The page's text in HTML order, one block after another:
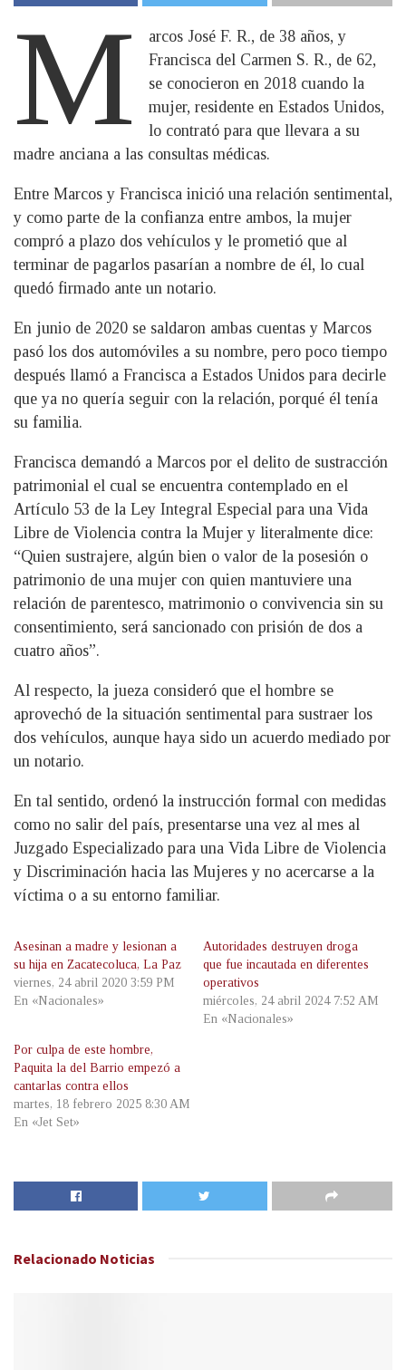
M
arcos José F. R., de 38 años, y
Francisca del Carmen S. R., de 62,
se conocieron en 2018 cuando la
mujer, residente en Estados Unidos,
lo contrató para que llevara a su
madre anciana a las consultas médicas.
Entre Marcos y Francisca inició una relación sentimental,
y como parte de la confianza entre ambos, la mujer
compró a plazo dos vehículos y le prometió que al
terminar de pagarlos pasarían a nombre de él, lo cual
quedó firmado ante un notario.
En junio de 2020 se saldaron ambas cuentas y Marcos
pasó los dos automóviles a su nombre, pero poco tiempo
después llamó a Francisca a Estados Unidos para decirle
que ya no quería seguir con la relación, porqué él tenía
su familia.
Francisca demandó a Marcos por el delito de sustracción
patrimonial el cual se encuentra contemplado en el
Artículo 53 de la Ley Integral Especial para una Vida
Libre de Violencia contra la Mujer y literalmente dice:
“Quien sustrajere, algún bien o valor de la posesión o
patrimonio de una mujer con quien mantuviere una
relación de parentesco, matrimonio o convivencia sin su
consentimiento, será sancionado con prisión de dos a
cuatro años”.
Al respecto, la jueza consideró que el hombre se
aprovechó de la situación sentimental para sustraer los
dos vehículos, aunque haya sido un acuerdo mediado por
un notario.
En tal sentido, ordenó la instrucción formal con medidas
como no salir del país, presentarse una vez al mes al
Juzgado Especializado para una Vida Libre de Violencia
y Discriminación hacia las Mujeres y no acercarse a la
víctima o a su entorno familiar.
Asesinan a madre y lesionan a
su hija en Zacatecoluca, La Paz
viernes, 24 abril 2020 3:59 PM
En «Nacionales»
Autoridades destruyen droga
que fue incautada en diferentes
operativos
miércoles, 24 abril 2024 7:52 AM
En «Nacionales»
Por culpa de este hombre,
Paquita la del Barrio empezó a
cantarlas contra ellos
martes, 18 febrero 2025 8:30 AM
En «Jet Set»
Relacionado Noticias